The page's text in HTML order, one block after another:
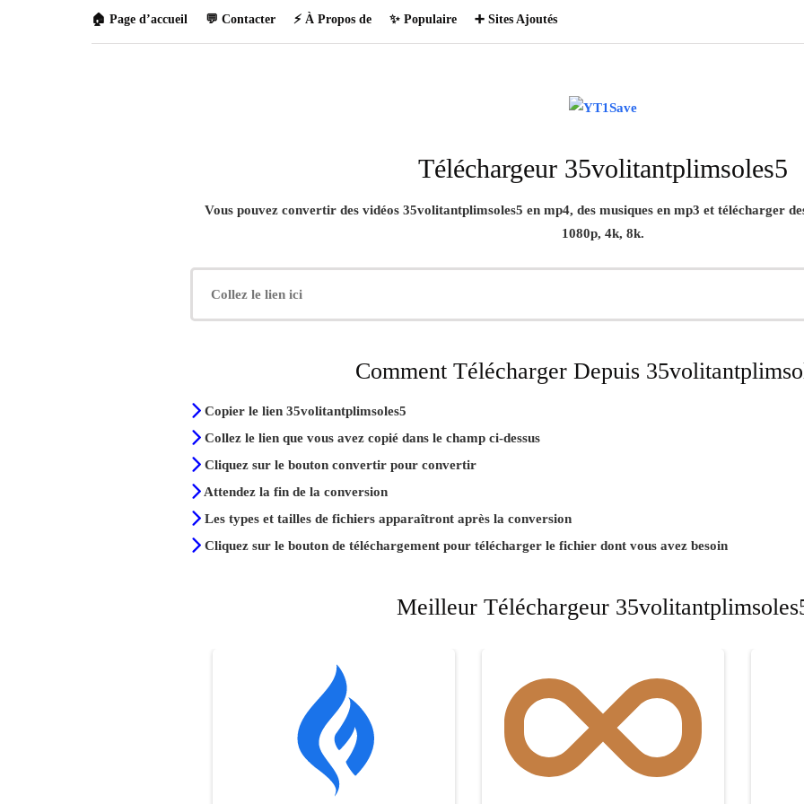
🏠 Page d’accueil 💬 Contacter ⚡ À Propos de ✨ Populaire ➕ Sites Ajoutés
Téléchargeur 35volitantplimsoles5
Vous pouvez convertir des vidéos 35volitantplimsoles5 en mp4, des musiques en mp3 et télécharger
1080p, 4k, 8k.
Comment Télécharger Depuis
Copier le lien 35volitantplimsoles5
Collez le lien que vous avez copié dans le champ ci-dessus
Cliquez sur le bouton convertir pour convertir
Attendez la fin de la conversion
Les types et tailles de fichiers apparaîtront après la conversion
Cliquez sur le bouton de téléchargement pour télécharger le fichier dont vous avez besoin
Meilleur Téléchargeur